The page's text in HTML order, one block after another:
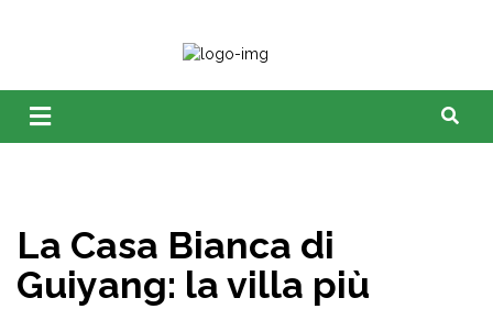
La Casa Bianca di
Guiyang: la villa più